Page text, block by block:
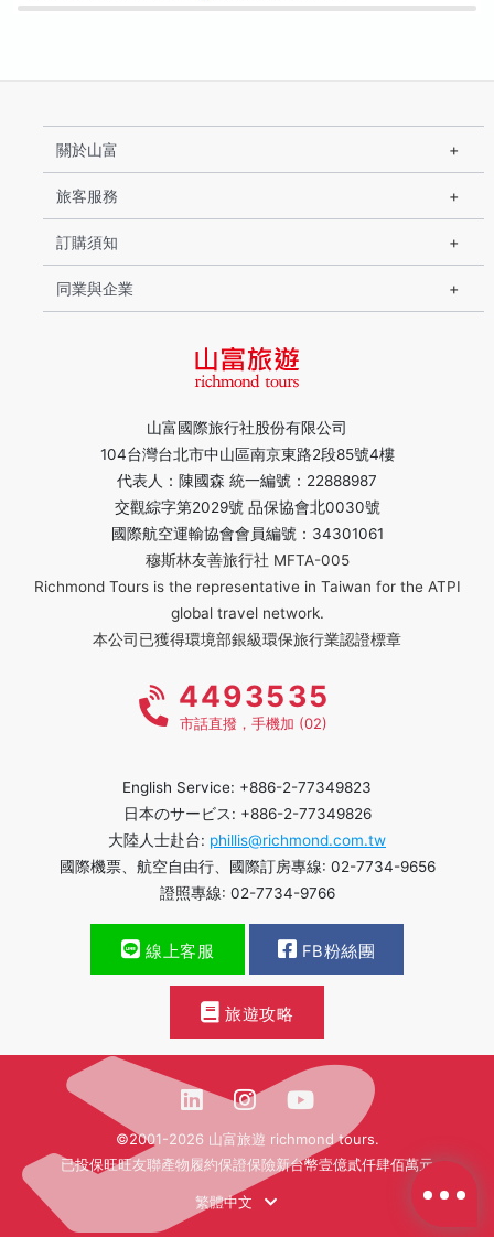
山富國際旅行社股份有限公司
104台灣台北市中山區南京東路2段85號4樓
代表人：陳國森 統一編號：22888987
交觀綜字第2029號 品保協會北0030號
國際航空運輸協會會員編號：34301061
穆斯林友善旅行社 MFTA-005
Richmond Tours is the representative in Taiwan for the ATPI
global travel network.
本公司已獲得環境部銀級環保旅行業認證標章
關於山富
旅客服務
訂購須知
同業與企業
4493535
市話直撥，手機加 (02)
English Service: +886-2-77349823
日本のサービス: +886-2-77349826
大陸人士赴台: phillis@richmond.com.tw
國際機票、航空自由行、國際訂房專線: 02-7734-9656
證照專線: 02-7734-9766
線上客服 FB粉絲團
旅遊攻略
©2001-2026 山富旅遊 richmond tours.
已投保旺旺友聯產物履約保證保險新台幣壹億貳仟肆佰萬元
繁體中文